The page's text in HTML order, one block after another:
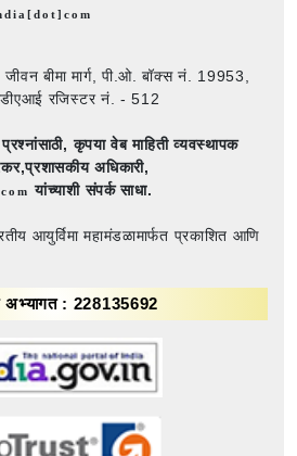
जीवन बीमा मार्ग, पी.ओ. बॉक्स नं. 19953,
रजिस्टर नं. - 512
कृपया वेब माहिती व्यवस्थापक
अधिकारी,
यांच्याशी संपर्क साधा.
आयुर्विमा महामंडळामार्फत प्रकाशित आणि
अभ्यागत : 228135692